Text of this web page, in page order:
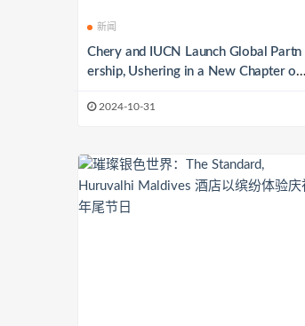
新闻
Chery and IUCN Launch Global Partn
ership, Ushering in a New Chapter of
2024-10-31